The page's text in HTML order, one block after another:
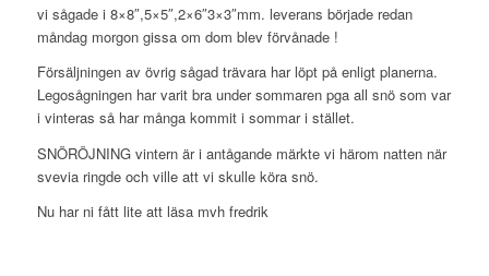
vi sågade i 8×8″,5×5″,2×6″3×3″mm. leverans började redan
måndag morgon gissa om dom blev förvånade !
Försäljningen av övrig sågad trävara har löpt på enligt planerna.
Legosågningen har varit bra under sommaren pga all snö som var
i vinteras så har många kommit i sommar i stället.
SNÖRÖJNING vintern är i antågande märkte vi härom natten när
svevia ringde och ville att vi skulle köra snö.
Nu har ni fått lite att läsa mvh fredrik